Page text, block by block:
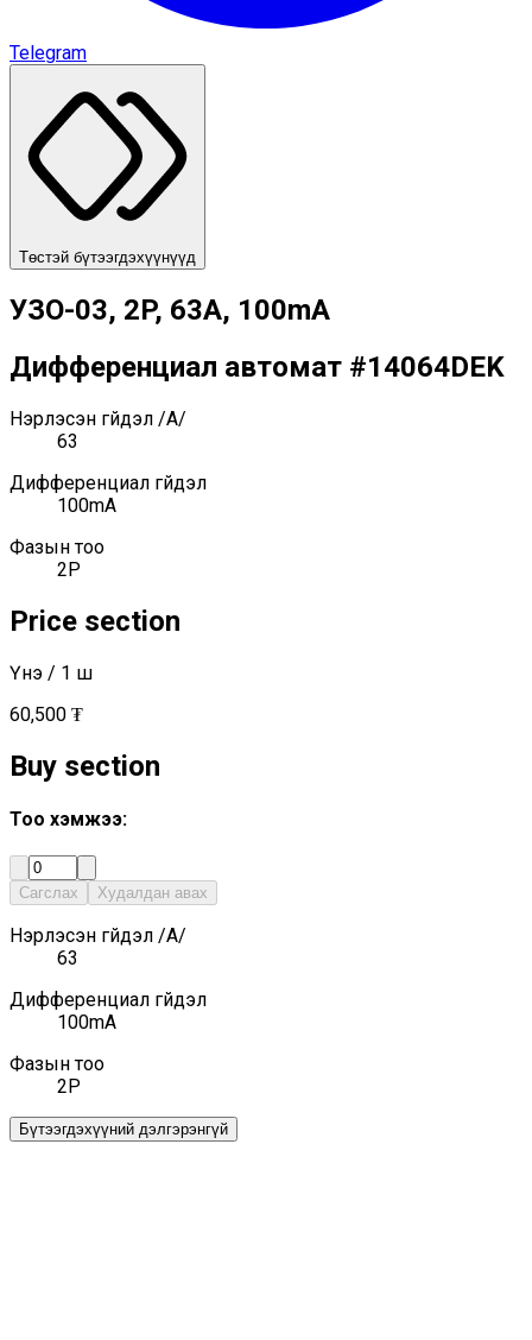
Telegram
Төстэй бүтээгдэхүүнүүд
УЗО-03, 2P, 63A, 100mA
Дифференциал автомат #14064DEK
Нэрлэсэн гүйдэл /А/
63
Дифференциал гүйдэл
100mA
Фазын тоо
2P
Price section
Үнэ / 1 ш
60,500 ₮
Buy section
Тоо хэмжээ:
Сагслах Худалдан авах
Нэрлэсэн гүйдэл /А/
63
Дифференциал гүйдэл
100mA
Фазын тоо
2P
Бүтээгдэхүүний дэлгэрэнгүй